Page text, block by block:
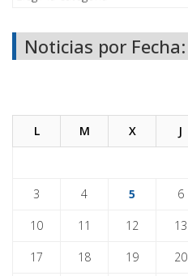
Noticias por Fecha:
L M X J
3 4 5 6
10 11 12 13
17 18 19 20